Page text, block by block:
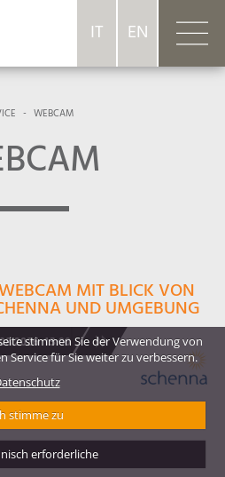
IT EN
- WEBCAM
MIT BLICK VON
UND UMGEBUNG